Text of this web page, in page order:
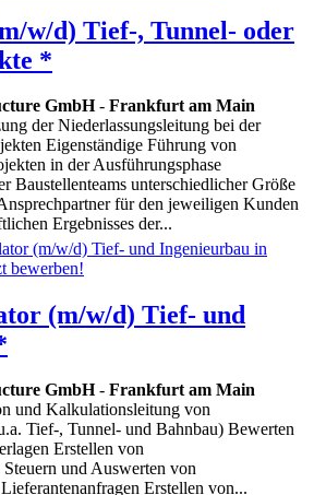
w/d) Tief-, Tunnel- oder
*
GmbH- Frankfurt am Main
der Niederlassungsleitung bei der
Eigenständige Führung von
in der Ausführungsphase
Baustellenteams unterschiedlicher Größe
für den jeweiligen Kunden
Ergebnisses der...
(m/w/d) Tief- und
GmbH- Frankfurt am Main
und Kalkulationsleitung von
Tief-, Tunnel- und Bahnbau) Bewerten
Erstellen von
und Auswerten von
Erstellen von...